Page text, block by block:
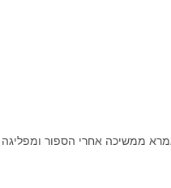
ממשיכה אחרי הספור